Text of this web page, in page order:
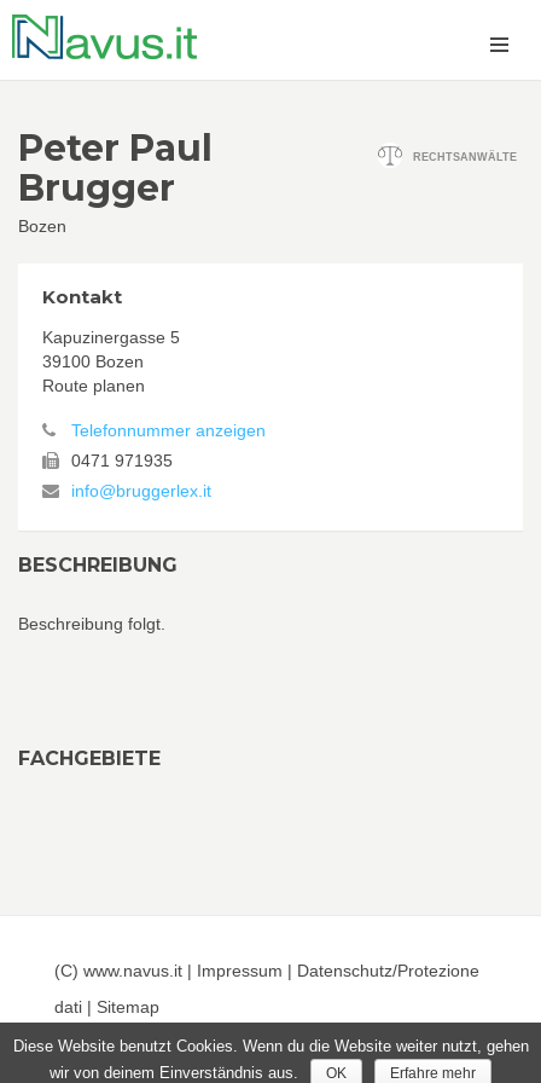
Peter Paul
Brugger
Bozen
RECHTSANWÄLTE
Kontakt
Kapuzinergasse 5
39100 Bozen
Route planen
Telefonnummer anzeigen
0471 971935
info@bruggerlex.it
BESCHREIBUNG
Beschreibung folgt.
FACHGEBIETE
(C) www.navus.it | Impressum | Datenschutz/Protezione
dati | Sitemap
Diese Website benutzt Cookies. Wenn du die Website weiter nutzt, gehen
wir von deinem Einverständnis aus.
OK Erfahre mehr